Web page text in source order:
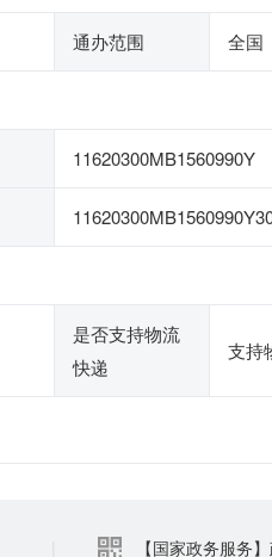
通办范围 全国
11620300MB1560990Y
是否支持物流
快递
支持
【国家政务服务